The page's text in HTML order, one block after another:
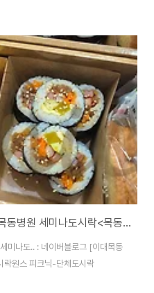
[이대목동병원 단체도시락]이대목동병원 세미나도시락<목동도시락/단체도시락/도시락케이터링:원스피크닉>
미나도.. : 네이버블로그 [이대목동
락원스 피크닉-단체도시락